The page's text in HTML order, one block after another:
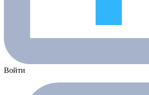
Войти